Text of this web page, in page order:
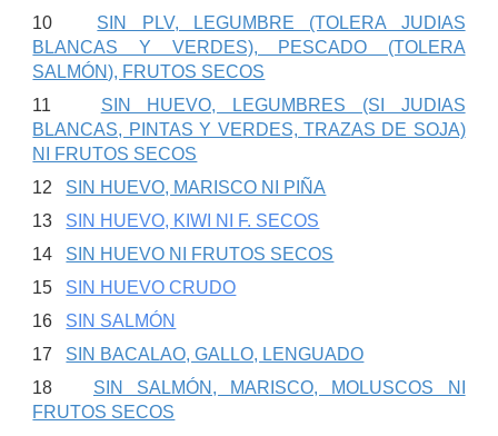
10 SIN PLV, LEGUMBRE (TOLERA JUDIAS
BLANCAS Y VERDES), PESCADO (TOLERA
SALMÓN), FRUTOS SECOS
11 SIN HUEVO, LEGUMBRES (SI JUDIAS
BLANCAS, PINTAS Y VERDES, TRAZAS DE SOJA)
NI FRUTOS SECOS
12 SIN HUEVO, MARISCO NI PIÑA
13 SIN HUEVO, KIWI NI F. SECOS
14 SIN HUEVO NI FRUTOS SECOS
15 SIN HUEVO CRUDO
16 SIN SALMÓN
17 SIN BACALAO, GALLO, LENGUADO
18
SIN SALMÓN, MARISCO, MOLUSCOS NI
FRUTOS SECOS